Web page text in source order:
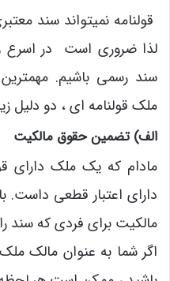
قولنامه نمیتواند سند
لذا ضروری است در اسرع
سند رسمی باشیم.
ملک قولنامه ای ، دو دلیل
الف) تضمین حقوق مالکیت
مادام که یک ملک دارای
دارای اعتبار قطعی داست.
مالکیت برای فردی که سند
اگر شما به عنوان مالک